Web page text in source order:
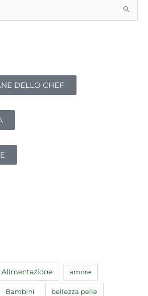
DELLO CHEF
Alimentazione amore
Bambini bellezza pelle